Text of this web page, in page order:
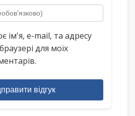
ім'я, e-mail, та адресу
для моїх
відгук